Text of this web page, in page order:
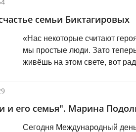
семьи Биктагировых
«Нас некоторые считают
мы простые люди. Зато
живёшь на этом свете, вот
его семья". Марина
Сегодня Международный